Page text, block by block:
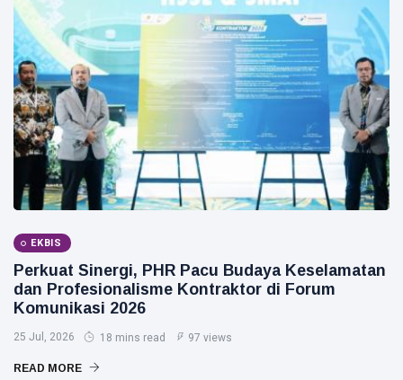
EKBIS
Perkuat Sinergi, PHR Pacu Budaya Keselamatan
dan Profesionalisme Kontraktor di Forum
Komunikasi 2026
25 Jul, 2026 18 mins read 97 views
READ MORE